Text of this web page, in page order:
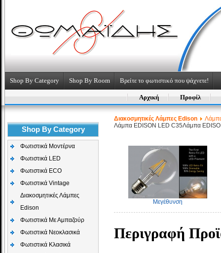
Shop By Category Shop By Room Βρείτε το φωτιστικό που ψάχνετε!
Αρχική Προφίλ
Shop By Category
Φωτιστικά Μοντέρνα
Φωτιστικά LED
Φωτιστικά ECO
Φωτιστικά Vintage
Διακοσμητικές Λάμπες
Edison
Φωτιστικά Με Αμπαζούρ
Φωτιστικά Νεοκλασικά
Φωτιστικά Κλασικά
Διακοσμητικές Λάμπες Edison
Λάμπα EDISON LED C35Λάμπα
Μεγέθυνση
Περιγραφή